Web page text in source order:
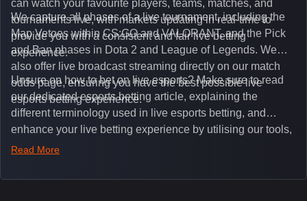
can watch your favourite players, teams, matches, and
tournaments live, with markets updating in real-time to
provide you with a consistent and fair live betting
experience.
We capture all phases of a live tournament, including the
Map Vetoes within CS:GO and VALORANT, and the Pick
and Ban phases in Dota 2 and League of Legends. We
also offer live broadcast streaming directly on our match
odds page, ensuring you have the best possible live
esports betting experience.
Unsure on how to bet on live esports? Make sure to read
our dedicated esports betting article, explaining the
different terminology used in live esports betting, and
enhance your live betting experience by utilising our tools,
such as integrated live broadcasts, match and round
unique insights on the latest esports events.
Read More